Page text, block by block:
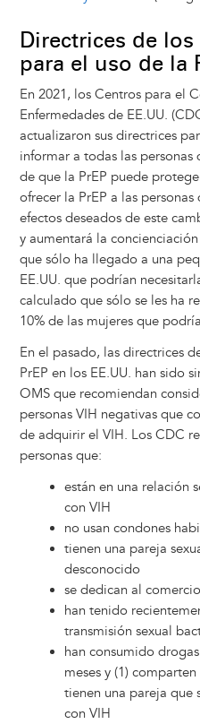
Directrices de
para el uso de la
En 2021, los Centros para el
Enfermedades de EE.UU.
actualizaron sus directrices
informar a todas las personas
de que la PrEP puede
ofrecer la PrEP a las
efectos deseados de este
y aumentará la
que sólo ha llegado a una
EE.UU. que podrían
calculado que sólo se les ha
10% de las mujeres que
En el pasado, las directrices
PrEP en los EE.UU. han sido
OMS que recomiendan
personas VIH negativas que
de adquirir el VIH. Los CDC
personas que:
están en una relación
con VIH
no usan condones
tienen una pareja
desconocido
se dedican al
han tenido
transmisión sexual
han consumido
meses y (1)
tienen una pareja que
con VIH